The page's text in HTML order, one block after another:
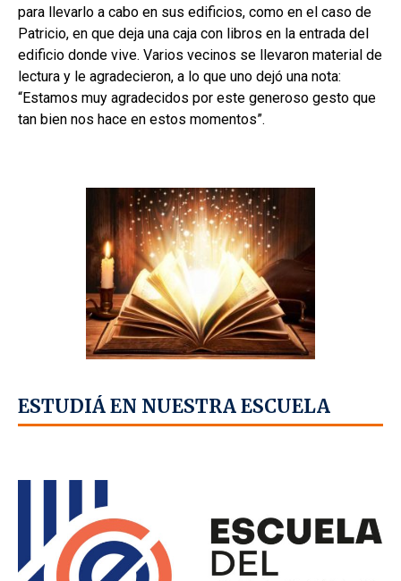
para llevarlo a cabo en sus edificios, como en el caso de
Patricio, en que deja una caja con libros en la entrada del
edificio donde vive. Varios vecinos se llevaron material de
lectura y le agradecieron, a lo que uno dejó una nota:
“Estamos muy agradecidos por este generoso gesto que
tan bien nos hace en estos momentos”.
ESTUDIÁ EN NUESTRA ESCUELA